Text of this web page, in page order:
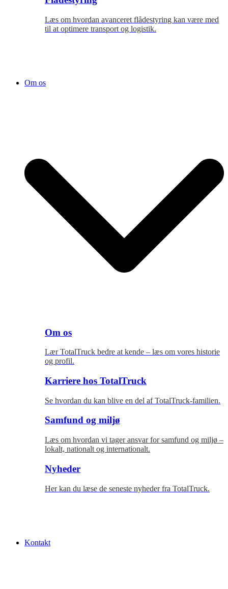
Læs om hvordan avanceret flådestyring kan være med
til at optimere transport og logistik.
Om os
Om os
Lær TotalTruck bedre at kende – læs om vores historie
og profil.
Karriere hos TotalTruck
Se hvordan du kan blive en del af TotalTruck-familien.
Samfund og miljø
Læs om hvordan vi tager ansvar for samfund og miljø –
lokalt, nationalt og internationalt.
Nyheder
Her kan du læse de seneste nyheder fra TotalTruck.
Kontakt